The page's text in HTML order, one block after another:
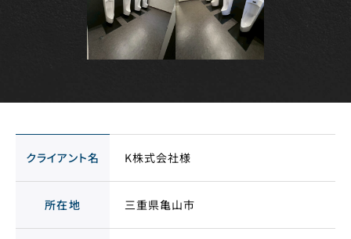
クライアント名 K株式会社様
所在地 三重県亀山市